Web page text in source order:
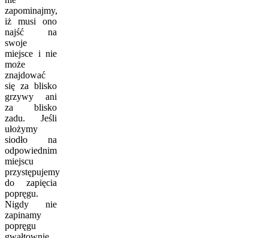
zapominajmy,
iż musi ono
najść na
swoje
miejsce i nie
może
znajdować
się za blisko
grzywy ani
za blisko
zadu. Jeśli
ułożymy
siodło na
odpowiednim
miejscu
przystępujemy
do zapięcia
popręgu.
Nigdy nie
zapinamy
popręgu